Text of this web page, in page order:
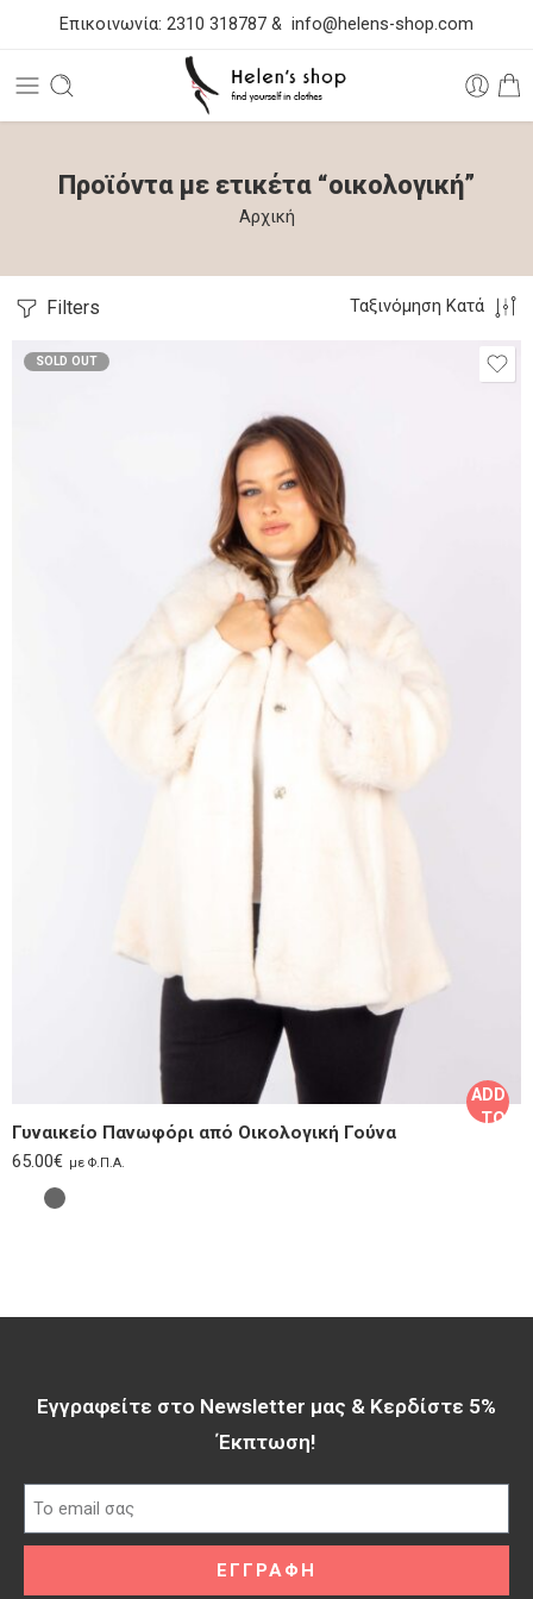
Επικοινωνία: 2310 318787 & info@helens-shop.com
Προϊόντα με ετικέτα “οικολογική”
Αρχική
Filters Ταξινόμηση Κατά
SOLD OUT
ADD
TO
Γυναικείο Πανωφόρι από Οικολογική Γούνα
65.00€ με Φ.Π.Α.
Εγγραφείτε στο Newsletter μας & Κερδίστε 5%
Έκπτωση!​
ΕΓΓΡΑΦΗ